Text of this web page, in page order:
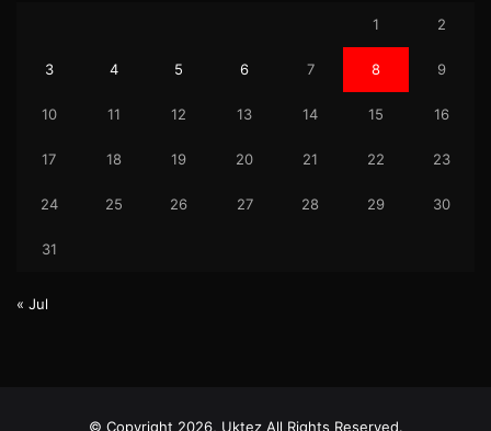
1 2
3 4 5 6 7 8 9
10 11 12 13 14 15 16
17 18 19 20 21 22 23
24 25 26 27 28 29 30
31
« Jul
© Copyright 2026, Uktez All Rights Reserved.